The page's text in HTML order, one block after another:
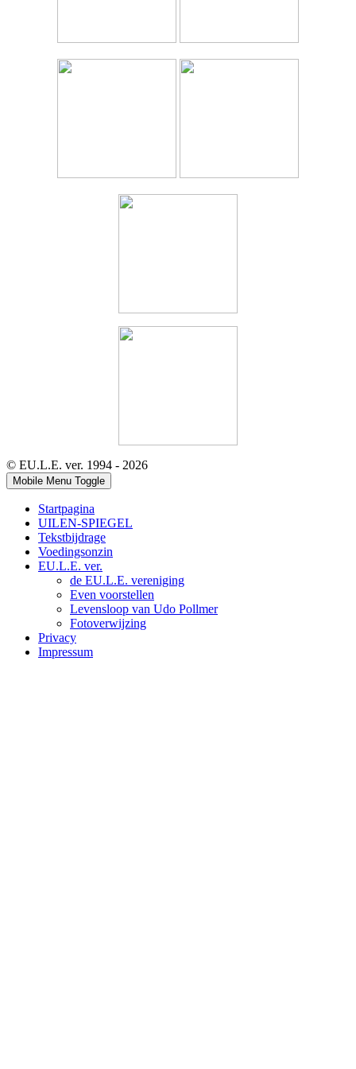
© EU.L.E. ver. 1994 - 2026
Mobile Menu Toggle
Startpagina
UILEN-SPIEGEL
Tekstbijdrage
Voedingsonzin
EU.L.E. ver.
de EU.L.E. vereniging
Even voorstellen
Levensloop van Udo Pollmer
Fotoverwijzing
Privacy
Impressum